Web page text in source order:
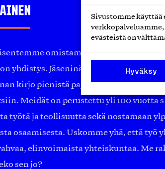
Sivustomme käyttää
evästeistä on
Hyväksy
omistama puolueeton,
yhdistys. Jäseninämme on koko
kirjo pienistä pajoista ja yhteisöistä
Meidät on perustettu yli 100 vuotta
työtä ja teollisuutta sekä nostamaan
osaamisesta. Uskomme yhä, että työ
elinvoimaista yhteiskuntaa. Me
sen jo?